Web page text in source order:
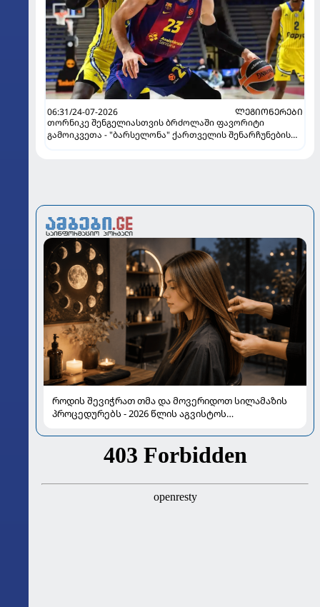
06:31/24-07-2026
ᲚᲔᲒᲘᲝᲜᲔᲠᲔᲑᲘ
თორნიკე შენგელიასთვის ბრძოლაში ფავორიტი
გამოიკვეთა - "ბარსელონა" ქართველის შენარჩუნების
როდის შევიჭრათ თმა და მოვერიდოთ სილამაზის
პროცედურებს - 2026 წლის აგვისტოს